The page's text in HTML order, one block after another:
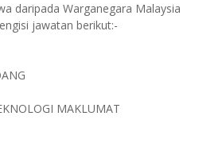
daripada Warganegara Malaysia
jawatan berikut:-
MAKLUMAT